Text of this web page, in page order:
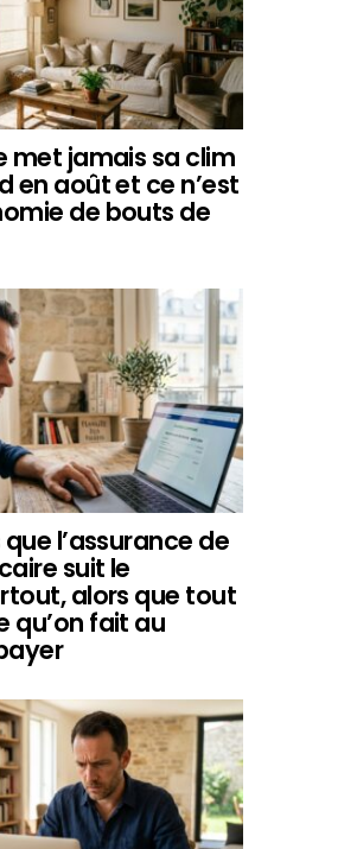
met jamais sa clim
en août et ce n’est
de bouts de
l’assurance de
suit le
alors que tout
qu’on fait au